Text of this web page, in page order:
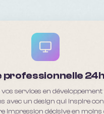
professionnelle
services en développement
avec un design qui inspire
impression décisive en moins